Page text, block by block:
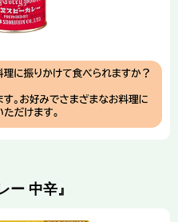
ー 中辛』